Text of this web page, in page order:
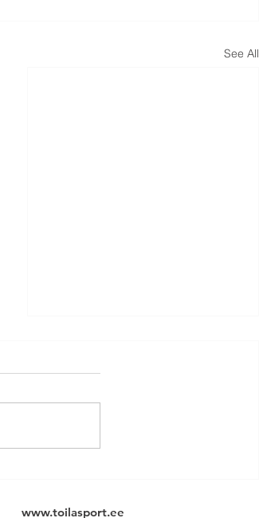
See All
päikest, pinget ja jääkülma
www.toilasport.ee